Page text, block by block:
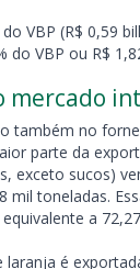
VBP (R$ 0,59
do VBP ou R$
mercado
também no
parte da
exceto sucos)
mil toneladas.
a
é